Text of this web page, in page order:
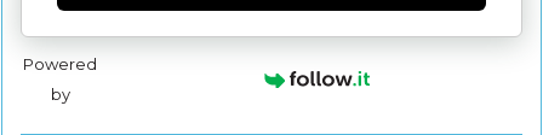
Powered
by